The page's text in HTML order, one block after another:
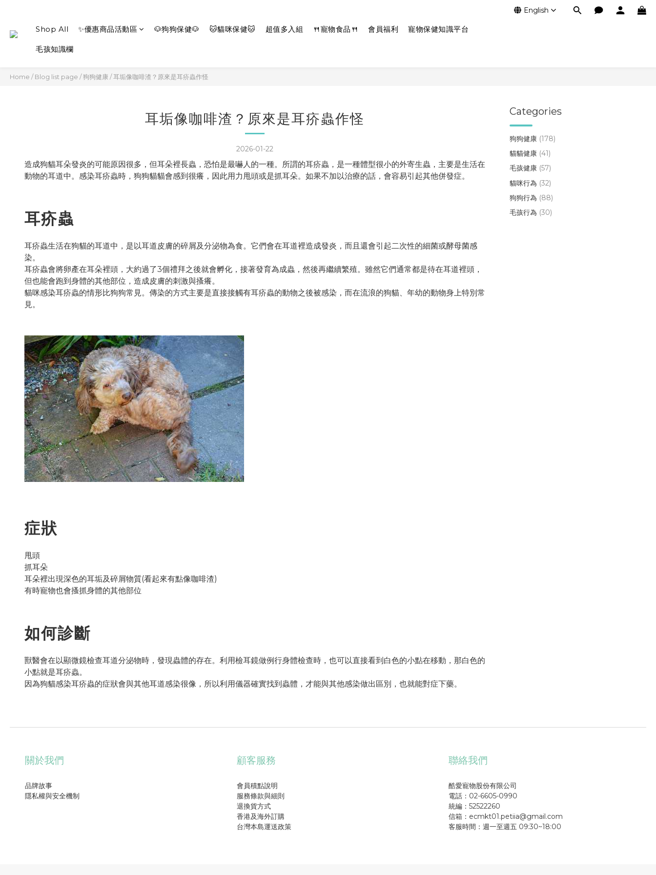
English
Shop All ✨優惠商品活動區 🐶狗狗保健🐶 🐱貓咪保健🐱 超值多入組 🍴寵物食品🍴 會員福利 寵物保健知識平台
毛孩知識欄
Home /Blog list page /狗狗健康 /耳垢像咖啡渣？原來是耳疥蟲作怪
耳垢像咖啡渣？原來是耳疥蟲作怪
2026-01-22
造成狗貓耳朵發炎的可能原因很多，但耳朵裡長蟲，恐怕是最嚇人的一種。所謂的耳疥蟲，是一種體型很小的外寄生蟲，主要是生活在
動物的耳道中。感染耳疥蟲時，狗狗貓貓會感到很癢，因此用力甩頭或是抓耳朵。如果不加以治療的話，會容易引起其他併發症。
耳疥蟲
耳疥蟲生活在狗貓的耳道中，是以耳道皮膚的碎屑及分泌物為食。它們會在耳道裡造成發炎，而且還會引起二次性的細菌或酵母菌感
染。
耳疥蟲會將卵產在耳朵裡頭，大約過了3個禮拜之後就會孵化，接著發育為成蟲，然後再繼續繁殖。雖然它們通常都是待在耳道裡頭，
但也能會跑到身體的其他部位，造成皮膚的刺激與搔癢。
貓咪感染耳疥蟲的情形比狗狗常見。傳染的方式主要是直接接觸有耳疥蟲的動物之後被感染，而在流浪的狗貓、年幼的動物身上特別常
見。
症狀
甩頭
抓耳朵
耳朵裡出現深色的耳垢及碎屑物質(看起來有點像咖啡渣)
有時寵物也會搔抓身體的其他部位
如何診斷
獸醫會在以顯微鏡檢查耳道分泌物時，發現蟲體的存在。利用檢耳鏡做例行身體檢查時，也可以直接看到白色的小點在移動，那白色的
小點就是耳疥蟲。
因為狗貓感染耳疥蟲的症狀會與其他耳道感染很像，所以利用儀器確實找到蟲體，才能與其他感染做出區別，也就能對症下藥。
Categories
狗狗健康 (178)
貓貓健康 (41)
毛孩健康 (57)
貓咪行為 (32)
狗狗行為 (88)
毛孩行為 (30)
關於我們
品牌故事
隱私權與安全機制
顧客服務
會員積點說明
服務條款與細則
退換貨方式
香港及海外訂購
台灣本島運送政策
聯絡我們
酷愛寵物股份有限公司
電話：02-6605-0990
統編：52522260
信箱：ecmkt01.petiia@gmail.com
客服時間：週一至週五 09:30~18:00